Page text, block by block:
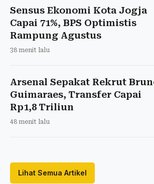
Sensus Ekonomi Kota Jogja
Capai 71%, BPS Optimistis
Rampung Agustus
38 menit lalu
Arsenal Sepakat Rekrut
Guimaraes, Transfer Capai
Rp1,8 Triliun
48 menit lalu
Lihat Semua Artikel